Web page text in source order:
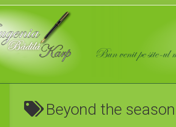
Beyond the season